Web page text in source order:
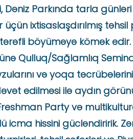
Dəniz Parkında tarla günləri
ixtisaslaşdırılmış təhsil
böyüməyə kömək
Qulluq/Sağlamlıq
və yoqa
edilməsi ilə aydın
Party və
icma hissini gücləndiririk.